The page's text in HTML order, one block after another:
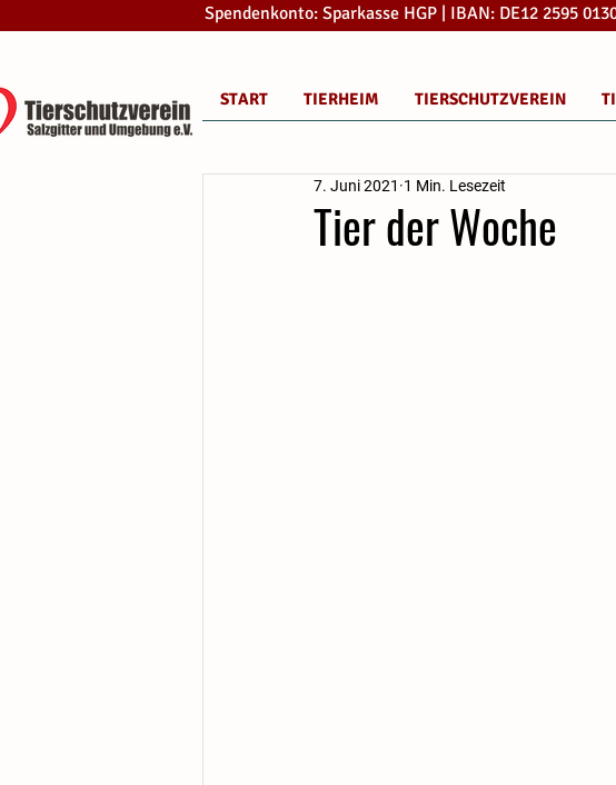
Spendenkonto: Sparkasse HGP | IBAN: DE12 2595
START TIERHEIM TIERSCHUTZVEREIN
Tier der Woche
7. Juni 2021 1 Min. Lesezeit